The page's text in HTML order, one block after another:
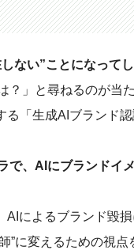
ない”ことになって
？」と尋ねるのが当
「生成AIブランド
で、AIにブランドイ
によるブランド毀
に変えるための視点